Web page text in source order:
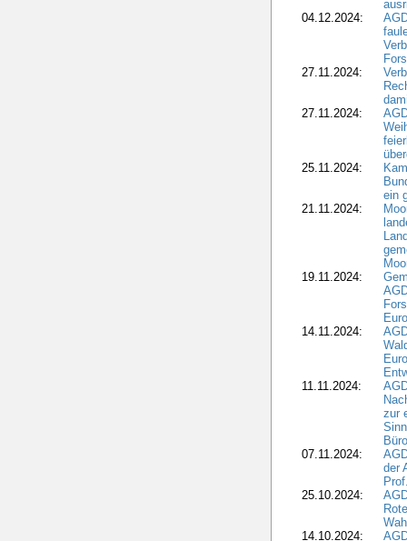
04.12.2024:
27.11.2024:
27.11.2024:
25.11.2024:
ein
21.11.2024:
19.11.2024:
14.11.2024:
11.11.2024:
zur
07.11.2024:
der
25.10.2024:
14.10.2024: